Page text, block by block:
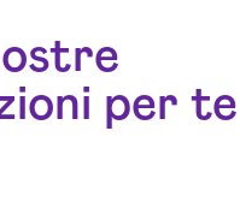
per te